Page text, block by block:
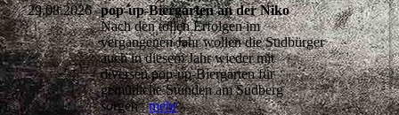
29.08.2026 pop-up-Biergarten an der Niko
Nach den tollen Erfolgen im
vergangenen Jahr wollen die Sudbürger
auch in diesem Jahr wieder mit
diversen pop-up-Biergärten für
gemütliche Stunden am Sudberg
sorgenmehr